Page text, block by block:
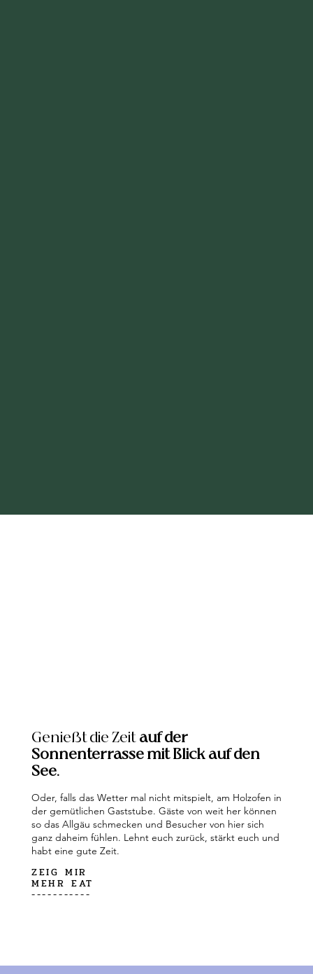
Genießt die Zeitauf der
Sonnenterrasse mit Blick auf den
See.
Oder, falls das Wetter mal nicht mitspielt, am Holzofen in
der gemütlichen Gaststube. Gäste von weit her können
so das Allgäu schmecken und Besucher von hier sich
ganz daheim fühlen. Lehnt euch zurück, stärkt euch und
habt eine gute Zeit.
ZEIG MIR
MEHR EAT
-----------